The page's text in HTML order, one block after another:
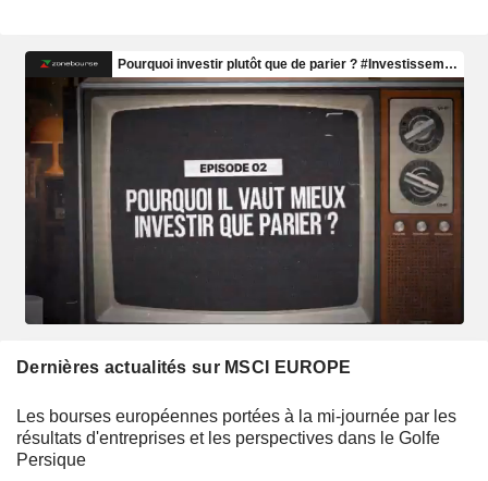
Dernières actualités sur MSCI EUROPE
Les bourses européennes portées à la mi-journée par les
résultats d'entreprises et les perspectives dans le Golfe
Persique